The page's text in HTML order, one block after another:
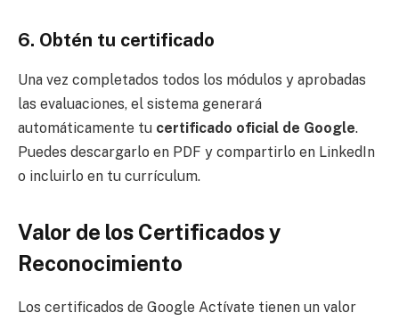
6. Obtén tu certificado
Una vez completados todos los módulos y aprobadas
las evaluaciones, el sistema generará
automáticamente tu certificado oficial de Google.
Puedes descargarlo en PDF y compartirlo en LinkedIn
o incluirlo en tu currículum.
Valor de los Certificados y
Reconocimiento
Los certificados de Google Actívate tienen un valor